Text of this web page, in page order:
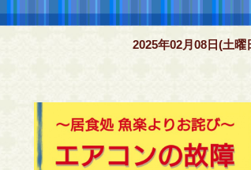
2025年02月08日(土曜